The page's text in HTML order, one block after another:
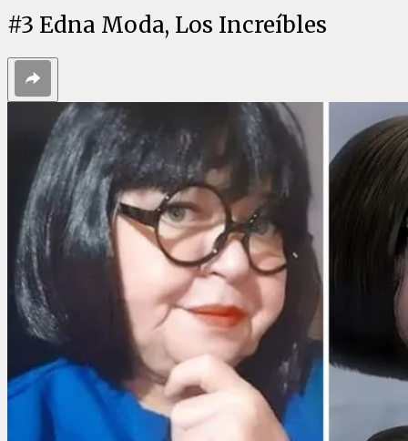
#3 Edna Moda, Los Increíbles